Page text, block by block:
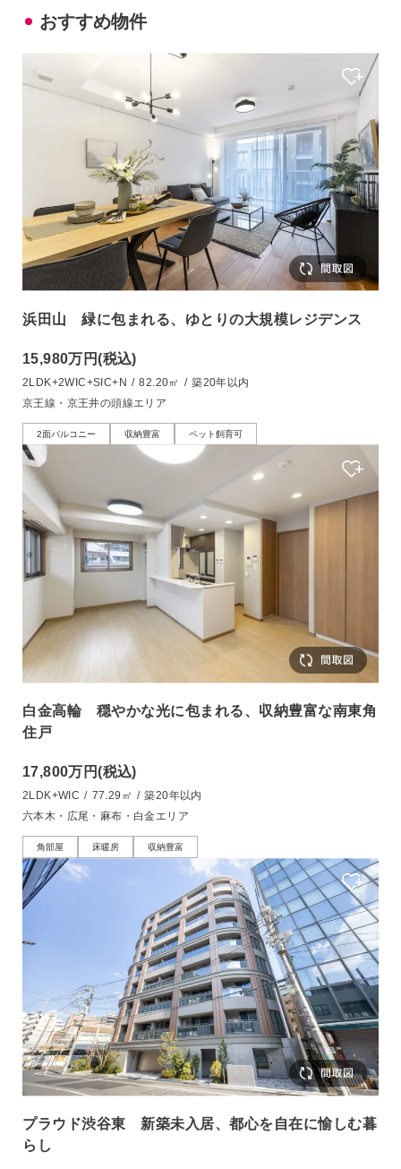
おすすめ物件
浜田山 緑に包まれる、ゆとりの大規模レジデンス
15,980万円(税込)
2LDK+2WIC+SIC+N / 82.20㎡ / 築20年以内
京王線・京王井の頭線エリア
2面バルコニー 収納豊富 ペット飼育可
白金高輪 穏やかな光に包まれる、収納豊富な南東角
住戸
17,800万円(税込)
2LDK+WIC / 77.29㎡ / 築20年以内
六本木・広尾・麻布・白金エリア
角部屋 床暖房 収納豊富
プラウド渋谷東 新築未入居、都心を自在に愉しむ暮
らし